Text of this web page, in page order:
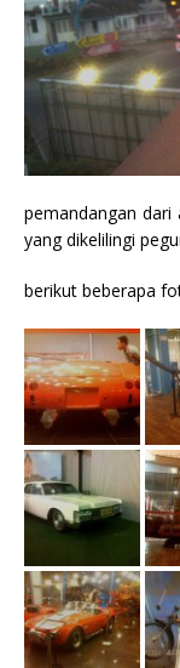
pemandangan dari
yang dikelilingi
berikut beberapa